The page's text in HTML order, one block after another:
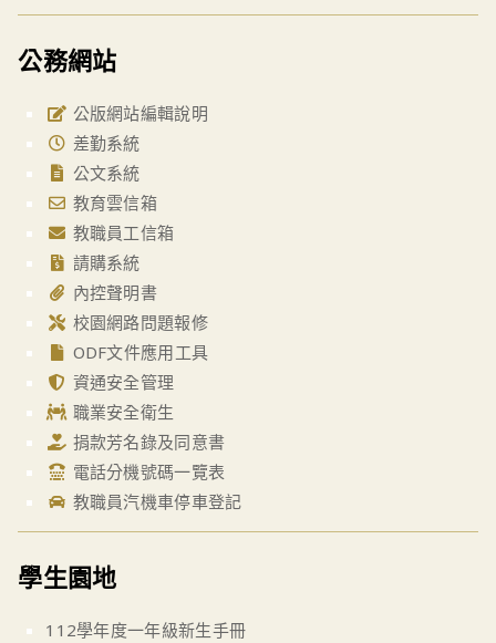
公務網站
公版網站編輯說明
差勤系統
公文系統
教育雲信箱
教職員工信箱
請購系統
內控聲明書
校園網路問題報修
ODF文件應用工具
資通安全管理
職業安全衛生
捐款芳名錄及同意書
電話分機號碼一覽表
教職員汽機車停車登記
學生園地
112學年度一年級新生手冊